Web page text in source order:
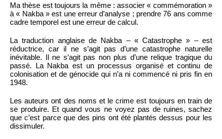
Ma thèse est toujours la même : associer « commémoration »
à « Nakba » est une erreur d’analyse ; prendre 76 ans comme
cadre temporel est une erreur de calcul.
La traduction anglaise de Nakba – « Catastrophe » – est
réductrice, car il ne s’agit pas d’une catastrophe naturelle
inévitable. Il ne s’agit pas non plus d’une relique tragique du
passé. La Nakba est un processus organisé et continu de
colonisation et de génocide qui n’a ni commencé ni pris fin en
1948.
Les auteurs ont des noms et le crime est toujours en train de
se produire. Et quand vous ne voyez pas de ruines, sachez
que c’est parce que des pins ont été plantés dessus pour les
dissimuler.